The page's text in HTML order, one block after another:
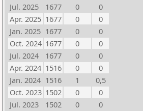
Jul. 2025
1677 0
0
Apr. 2025 1677 0
0
Jan. 2025 1677 0
0
Oct. 2024 1677 0
0
Jul. 2024
1677 0
0
Apr. 2024 1516 0
0
Jan. 2024 1516 1
0,5
Oct. 2023 1502 0
0
Jul. 2023
1502 0
0